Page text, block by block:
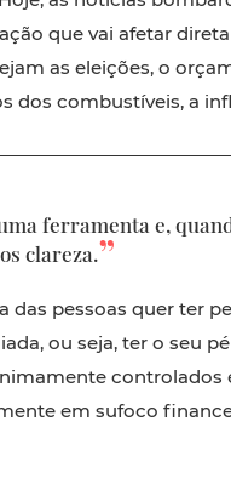
que vai afetar
as eleições, o
dos combustíveis, a
ferramenta e,
clareza.
das pessoas quer ter
ou seja, ter o seu
controlados
em sufoco